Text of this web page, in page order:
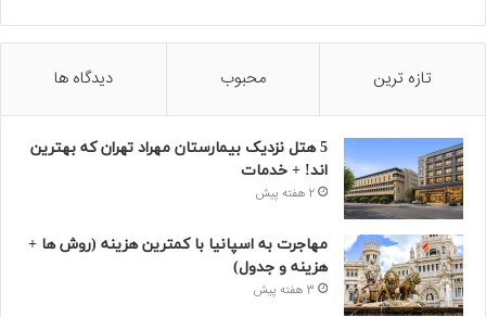
تازه ترین محبوب دیدگاه ها
5 هتل نزدیک بیمارستان مهراد تهران که بهترین‌
اند! + خدمات
2 هفته پیش
مهاجرت به اسپانیا با کمترین هزینه (روش ها +
هزینه و جدول)
3 هفته پیش